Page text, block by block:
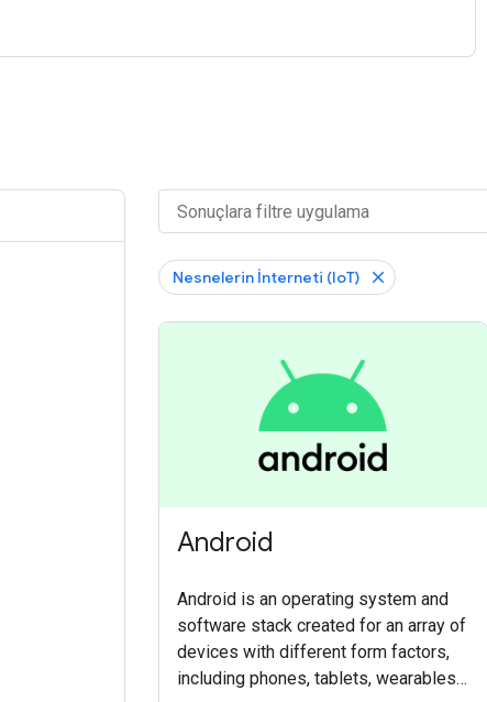
Nesnelerin İnterneti (IoT)
Android
Android is an operating system and
software stack created for an array of
devices with different form factors,
including phones, tablets, wearables,